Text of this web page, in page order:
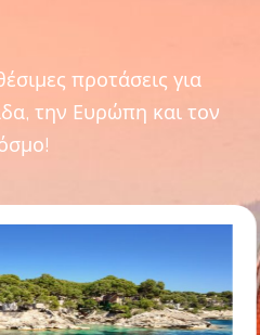
προτάσεις για
την Ευρώπη και τον